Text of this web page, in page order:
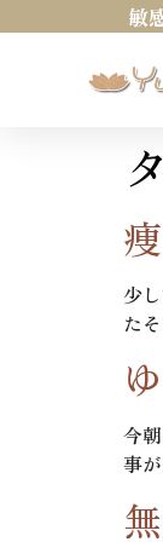
敏感
少
た
今
事